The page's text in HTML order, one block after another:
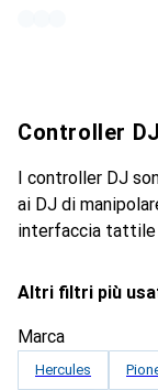
Controller DJ
I controller DJ
ai DJ di
interfaccia
Altri filtri più
Marca
Hercules